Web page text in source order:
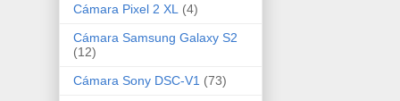
Cámara Pixel 2 XL
(4)
Cámara Samsung Galaxy S2
(12)
Cámara Sony DSC-V1 (73)